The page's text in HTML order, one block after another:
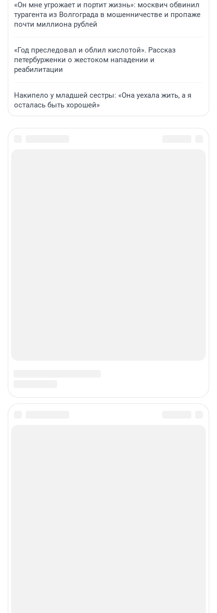
«Он мне угрожает и портит жизнь»: москвич обвинил
турагента из Волгограда в мошенничестве и пропаже
почти миллиона рублей
«Год преследовал и облил кислотой». Рассказ
петербурженки о жестоком нападении и
реабилитации
Накипело у младшей сестры: «Она уехала жить, а я
осталась быть хорошей»